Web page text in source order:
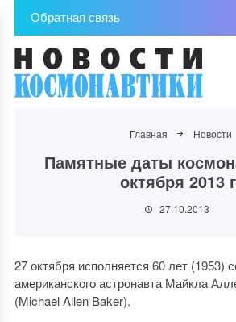
Обратная связь
Главная Новости
Памятные даты
октября 2013
27.10.2013
27 октября исполняется 60 лет (1953)
американского астронавта Майкла
(Michael Allen Baker).